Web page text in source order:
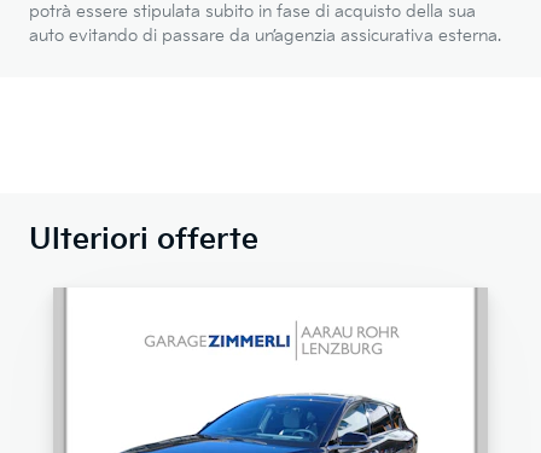
potrà essere stipulata subito in fase di acquisto della sua
auto evitando di passare da un’agenzia assicurativa esterna.
Ulteriori offerte